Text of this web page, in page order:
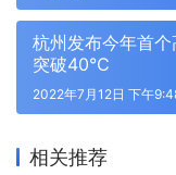
杭州发布今年首
突破40℃
2022年7月12日 下午
相关推荐